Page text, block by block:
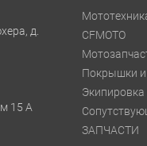
д.
15 А
CFMOTO
Покрышки
ЗАПЧАСТИ